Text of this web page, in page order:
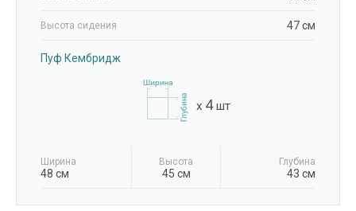
Высота сидения 47 см
Пуф Кембридж
x 4шт
Ширина
48 см
Высота
45 см
Глубина
43 см